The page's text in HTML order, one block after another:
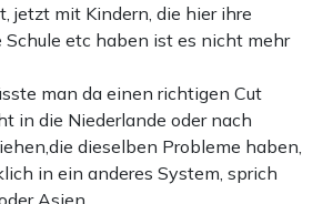
jetzt mit Kindern, die hier ihre
Schule etc haben ist es nicht mehr
man da einen richtigen Cut
in die Niederlande oder nach
dieselben Probleme haben,
in ein anderes System, sprich